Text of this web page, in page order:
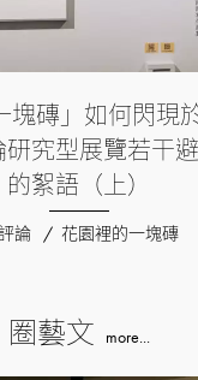
塊磚」如何閃現
究型展覽若干
的絮語（上）
論 花園裡的一塊磚
圈藝文